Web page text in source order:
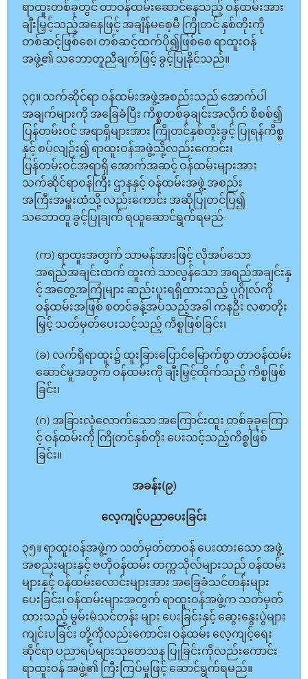
ရာထူးတစ်ခုတွင် တာဝန်ထမ်းဆောင်နေသည့် ဝန်ထမ်းအား
ချီးမြှင့်သည့်အနေဖြင့် အချိန်မစေ့မီ ကြိုတင် နှစ်တိုးကို
တစ်ဆင့်ဖြစ်စေ၊ တစ်ဆင့်ထက်ပို၍ဖြစ်စေ ရာထူးဝန်
အဖွဲ့၏ သဘောတူညီချက်ဖြင့် ခွင့်ပြုနိုင်သည်။
၃၄။ သက်ဆိုင်ရာ ဝန်ထမ်းအဖွဲ့အစည်းသည် အောက်ပါ
အချက်များကို အခြေခံပြီး ကိစ္စတစ်ခုချင်းအလိုက် စိစစ်၍
ပြန်တမ်းဝင် အရာရှိများအား ကြိုတင်နှစ်တိုးခွင့် ပြုရန်ကိစ္စ
နှင့် စပ်လျဉ်း၍ ရာထူးဝန်အဖွဲ့သို့လည်းကောင်း၊
ပြန်တမ်းဝင်အရာရှိ အောက်အဆင့် ဝန်ထမ်းများအား
သက်ဆိုင်ရာဝန်ကြီး ဌာနနှင့် ဝန်ထမ်းအဖွဲ့ အစည်း
အကြီးအမှူးထံသို့ လည်းကောင်း အဆိုပြုတင်ပြ၍
သဘောတူ ခွင့်ပြုချက် ရယူဆောင်ရွက်ရမည်-
(က) ရာထူးအတွက် သာမန်အားဖြင့် လိုအပ်သော
အရည်အချင်းထက် ထူးကဲ သာလွန်သော အရည်အချင်းနှ
င့် အတွေ့အကြုံများ ဆည်းပူးရရှိထားသည့် ပုဂ္ဂိုလ်ကို
ဝန်ထမ်းအဖြစ် စတင်ခန့်အပ်သည့်အခါ ကနဦး လစာတိုး
မြှင့် သတ်မှတ်ပေးသင့်သည့် ကိစ္စဖြစ်ခြင်း၊
(ခ) လက်ရှိရာထူး၌ ထူးခြားပြောင်မြောက်စွာ တာဝန်ထမ်း
ဆောင်မှုအတွက် ဝန်ထမ်းကို ချီးမြှင့်ထိုက်သည့် ကိစ္စဖြစ်
ခြင်း၊
(ဂ) အခြားလုံလောက်သော အကြောင်းထူး တစ်ခုခုကြော
င့် ဝန်ထမ်းကို ကြိုတင်နှစ်တိုး ပေးသင့်သည့်ကိစ္စဖြစ်
ခြင်း။
အခန်း(၉)
လေ့ကျင့်ပညာပေးခြင်း
၃၅။ ရာထူးဝန်အဖွဲ့က သတ်မှတ်တာဝန် ပေးထားသော အဖွဲ့
အစည်းများနှင့် ဗဟိုဝန်ထမ်း တက္ကသိုလ်များသည် ဝန်ထမ်း
များနှင့် ဝန်ထမ်းလောင်းများအား အခြေခံသင်တန်းများ
ပေးခြင်း၊ ဝန်ထမ်းများအတွက် ရာထူးဝန်အဖွဲ့က သတ်မှတ်
ထားသည့် မွမ်းမံသင်တန်း များ ပေးခြင်းနှင့် ဆွေးနွေးပွဲများ
ကျင်းပခြင်း တို့ကိုလည်းကောင်း၊ ဝန်ထမ်း လေ့ကျင့်ရေး
ဆိုင်ရာ ပညာရပ်များသုတေသန ပြုခြင်းကိုလည်းကောင်း
ရာထူးဝန် အဖွဲ့၏ ကြီးကြပ်မှုဖြင့် ဆောင်ရွက်ရမည်။